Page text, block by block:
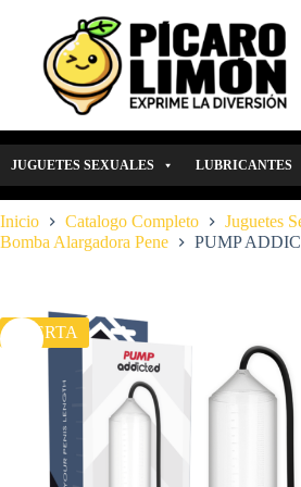
contenido
JUGUETES SEXUALES LUBRICANTES
Inicio Catalogo Completo Juguetes
Bomba Alargadora Pene
PUMP
OFERTA